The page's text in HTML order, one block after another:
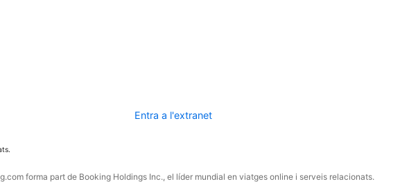
Entra a l'extranet
forma part de Booking Holdings Inc., el líder mundial en viatges online i serveis relacionats.